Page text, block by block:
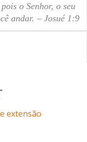
o Senhor, o seu
andar. – Josué 1:9
extensão